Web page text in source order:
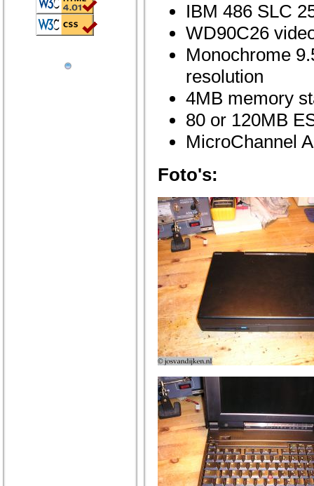
IBM 486 SLC
WD90C26
Monochrome
resolution
4MB memory
80 or 120MB
MicroChannel
Foto's: